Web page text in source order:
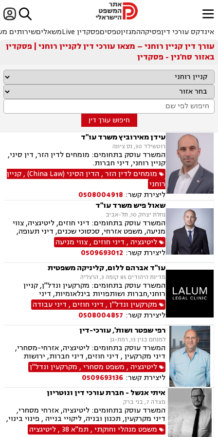

ﱐ
אינדקס עורכי דיןפסיקההמגזיןטפסיםפסקדין Live משאליםשירותים
עורך דין קניין רוחני – מצאו עורכי דין לקניין רוחני | פסקדין
באזור סח'נין - פסקדין
חיפוש עורך דין
עידן מאירוביץ משרד עו"ד
רוטשילד 30, נס ציונה
המשרד עוסק בתחומים: מומחים לדין הזר, דין סיני,
קניין רוחני, דיני חברות.
מומחים לדין הזר, הדין הסיני (China Law) ,קניין
רוחני
ליצירת קשר: 0508004918
שאול פיש משרד עו"ד
נחלת יצחק 10, תל-אביב
המשרד עוסק בתחומים: דיני חוזים, ליטיגציה, צווי
מניעה, משפט אזרחי, סכסוכי שכנים, דיני תעופה,
נזקי רכוש, דיני צרכנות ותיירות, קניין רוחני, זכויות
יוצרים, הגנת הפרטיות, תביעות ייצוגיות, לשון הרע,
פינוי מושכר
ליטיגציה , דיני חוזים ,צווי מניעה
ליצירת קשר: 0509693012
עו"ד אברהם ללום, קליניקה משפטית
מדינת היהודים 85 קומה 3, הרצליה
המשרד עוסק בתחומים: מקרקעין ונדל"ן, קניין
רוחני,חברות ושותפויות בינלאומיות, דיני
חברות,מיסוי בינלאומי ותכנון מס,בינה מלאכותית
(AI) וטכנולוגיה,יישוב סכסוכים ,ביטחון וניהול
משברים,,ייעוץ רגולטורי וחקיקה
מקרקעין ונדל"ן, דיני חוזים , דיני עבודה
ליצירת קשר: 0508004857
רפי שפטר ושות', עורכי-דין
למנחם בגין 13, רמת-גן
המשרד עוסק בתחומים: ליטיגציה, אזרחי-מסחרי,
דיני מקרקעין , דיני חוזים, דיני חברות, ירושות
וצוואות, לשון הרע, קניין רוחני, מכרזים
ליטיגציה , משפט מסחרי, מקרקעין ונדל"ן
ליצירת קשר: 0509693136
איתי אנשל - חברת עורכי דין ונוטריון
מצדה 7, בני ברק
המשרד עוסק בתחומים: ליטיגציה, אזרחי מסחרי,
דיני מקרקעין, תכנון ובניה, ליקויי בנייה , פינוי בינוי,
קבוצות רכישה, עסקאות מכר דירה, פינוי מושכר,
משפט מנהלי וחוקתי, תמ"א 38 ,ליטיגציה